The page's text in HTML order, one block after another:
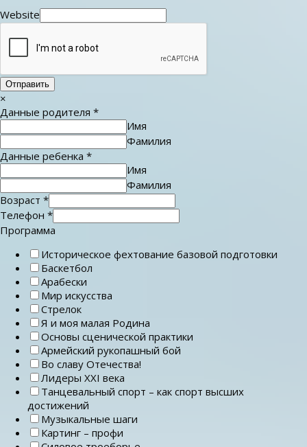
Website
Отправить
×
Данные родителя *
Имя
Фамилия
Данные ребенка *
Имя
Фамилия
Возраст *
Телефон *
Программа
Историческое фехтование базовой подготовки
Баскетбол
Арабески
Мир искусства
Стрелок
Я и моя малая Родина
Основы сценической практики
Армейский рукопашный бой
Во славу Отечества!
Лидеры ХХI века
Танцевальный спорт – как спорт высших
достижений
Музыкальные шаги
Картинг – профи